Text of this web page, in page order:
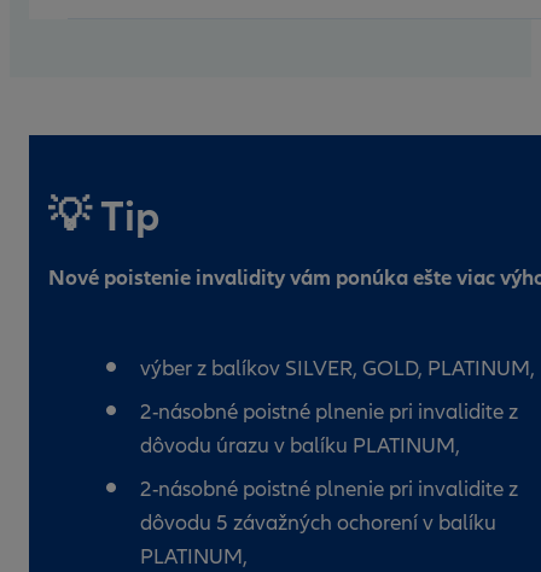
💡 Tip
Nové poistenie invalidity vám ponúka ešte viac
výber z balíkov SILVER, GOLD, PLATINUM,
2-násobné poistné plnenie pri invalidite z
dôvodu úrazu v balíku PLATINUM,
2-násobné poistné plnenie pri invalidite z
dôvodu 5 závažných ochorení v balíku
PLATINUM,